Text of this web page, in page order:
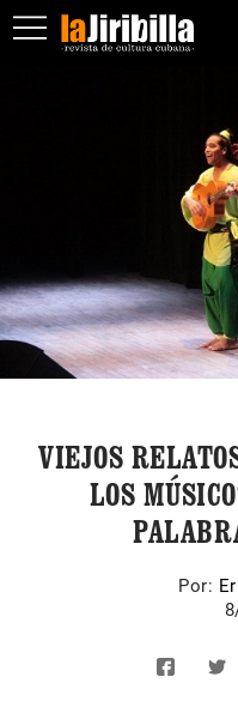
VIEJOS
LOS
Por: